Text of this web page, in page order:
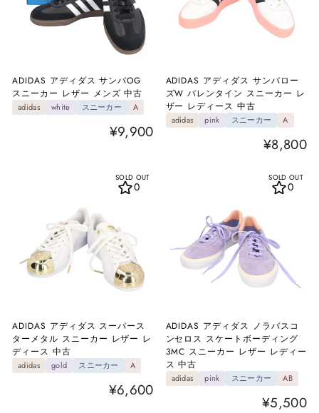
ADIDAS アディダス サンバOG
スニーカー レザー メンズ 中古
adidas white スニーカー A
¥9,900
ADIDAS アディダス サンバロー
ズW バレンタイン スニーカー レ
ザー レディース 中古
adidas pink スニーカー A
¥8,800
SOLD OUT
ADIDAS アディダス スーパース
ターメタル スニーカー レザー レ
ディース 中古
adidas gold スニーカー A
¥6,600
0
SOLD OUT
ADIDAS アディダス ノラバスコ
ンセロス スケートボーディング
3MC スニーカー レザー レディー
ス 中古
adidas pink スニーカー AB
¥5,500
0